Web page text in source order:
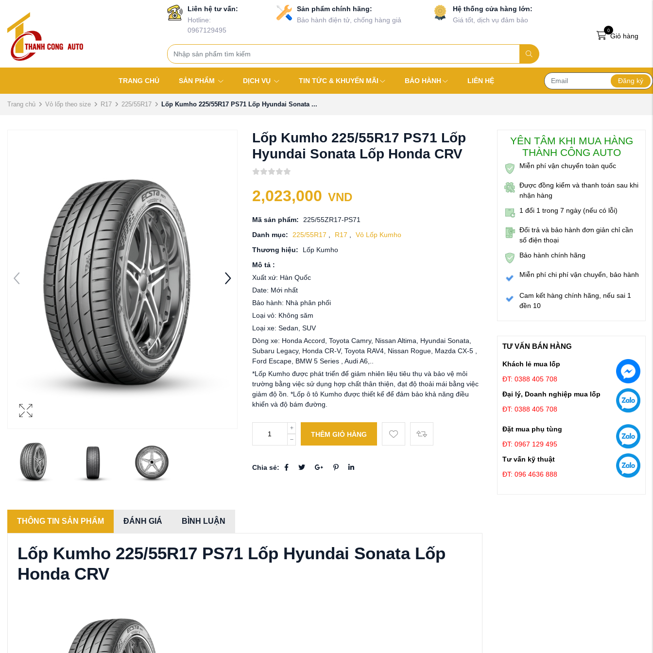
Liên hệ tư vấn:
Hotline:
0967129495
Sản phẩm chính hãng:
Bảo hành điện tử, chống hàng giả
Hệ thống cửa hàng lớn:
Giá tốt, dịch vụ đảm bảo
Giỏ hàng
0
TRANG CHỦ SẢN PHẨM DỊCH VỤ TIN TỨC & KHUYẾN MÃI BẢO HÀNH LIÊN HỆ Đăng ký
Trang chủ Vỏ lốp theo size R17 225/55R17 Lốp Kumho 225/55R17 PS71 Lốp Hyundai Sonata ...
Lốp Kumho 225/55R17 PS71 Lốp
Hyundai Sonata Lốp Honda CRV
2,023,000 VND
Mã sản phẩm:
225/55ZR17-PS71
Danh mục:
225/55R17 R17
Vỏ Lốp Kumho
Thương hiệu:
Lốp Kumho
Mô tả :
Xuất xứ: Hàn Quốc
Date: Mới nhất
Bảo hành: Nhà phân phối
Loại vỏ: Không săm
Loại xe: Sedan, SUV
Dòng xe: Honda Accord, Toyota Camry, Nissan Altima, Hyundai Sonata,
Subaru Legacy, Honda CR-V, Toyota RAV4, Nissan Rogue, Mazda CX-5 ,
Ford Escape, BMW 5 Series , Audi A6,..
*Lốp Kumho được phát triển để giảm nhiên liệu tiêu thụ và bảo vệ môi
trường bằng việc sử dụng hợp chất thân thiện, đạt độ thoải mái bằng việc
giảm độ ồn. *Lốp ô tô Kumho được thiết kế để đảm bảo khả năng điều
khiển và độ bám đường.
THÊM GIỎ HÀNG
Chia sẻ:
THÔNG TIN SẢN PHẨM ĐÁNH GIÁ BÌNH LUẬN
Lốp Kumho 225/55R17 PS71 Lốp Hyundai Sonata Lốp
Honda CRV
YÊN TÂM KHI MUA HÀNG
THÀNH CÔNG AUTO
Miễn phí vận chuyển toàn quốc
Được đồng kiểm và thanh toán sau khi
nhận hàng
1 đổi 1 trong 7 ngày (nếu có lỗi)
Đổi trả và bảo hành đơn giản chỉ cần
số điện thoại
Bảo hành chính hãng
Miễn phí chi phí vận chuyển, bảo hành
Cam kết hàng chính hãng, nếu sai 1
đền 10
TƯ VẤN BÁN HÀNG
Khách lẻ mua lốp
ĐT: 0388 405 708
Đại lý, Doanh nghiệp mua lốp
ĐT: 0388 405 708
Đặt mua phụ tùng
ĐT: 0967 129 495
Tư vấn kỹ thuật
ĐT: 096 4636 888